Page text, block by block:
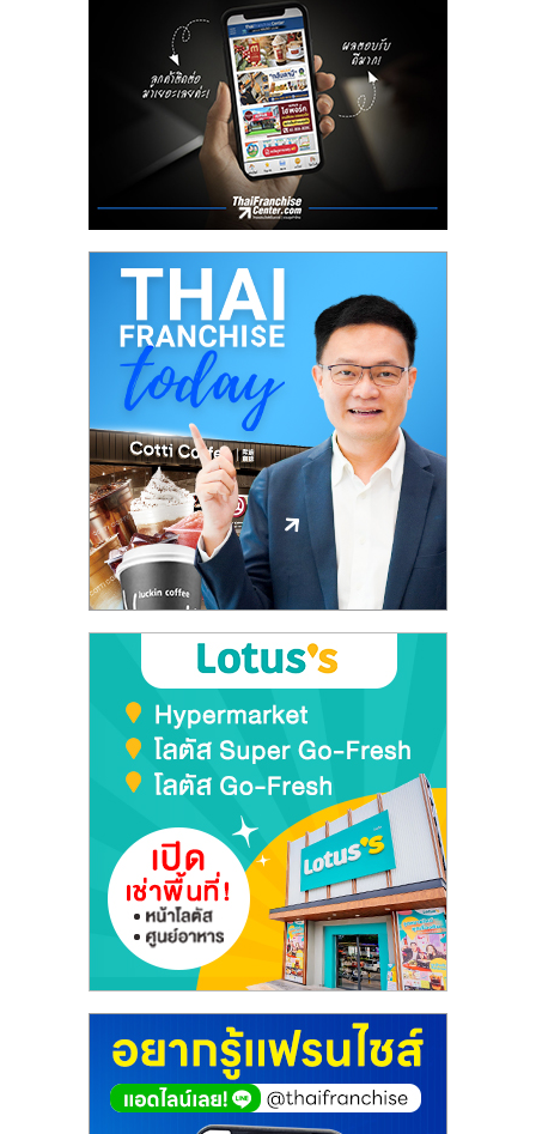
ลงทุน
น้อย
คืน
ปรึกษา
การ
ลงทุน
ขยาย
แฟ
ไชส์,